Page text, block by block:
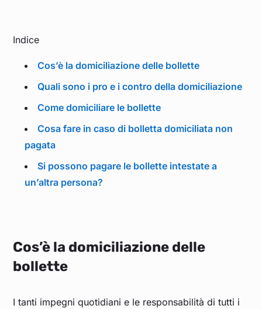
Indice
Cos’è la domiciliazione delle bollette
Quali sono i pro e i contro della domiciliazione
Come domiciliare le bollette
Cosa fare in caso di bolletta domiciliata non
pagata
Si possono pagare le bollette intestate a
un’altra persona?
Cos’è la domiciliazione delle
bollette
I tanti impegni quotidiani e le responsabilità di tutti i